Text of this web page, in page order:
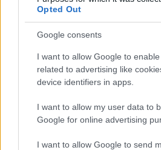
Opted Out
Google consents
I want to allow Google to
related to advertising like
device identifiers in apps.
I want to allow my user data to
Google for online advertising
I want to allow Google to send
« 1 »